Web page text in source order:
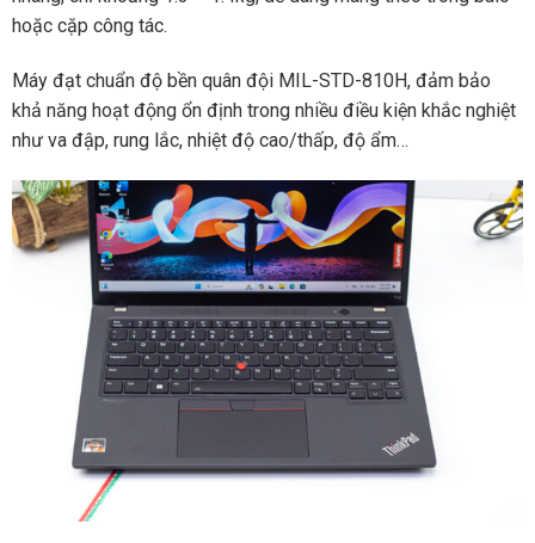
hoặc cặp công tác.
Máy đạt chuẩn độ bền quân đội MIL-STD-810H, đảm bảo
khả năng hoạt động ổn định trong nhiều điều kiện khắc nghiệt
như va đập, rung lắc, nhiệt độ cao/thấp, độ ẩm…